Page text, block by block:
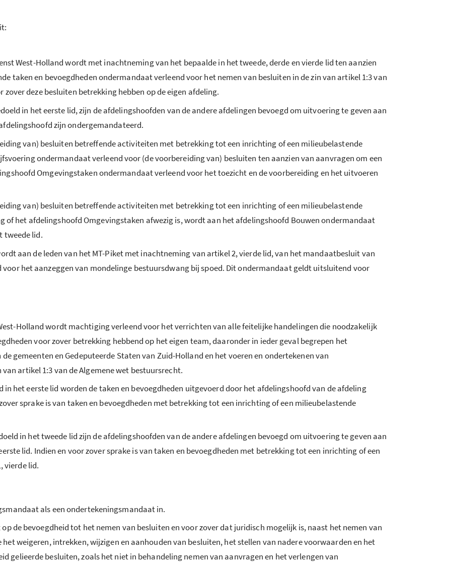
West-Holland wordt met inachtneming van het bepaalde in het tweede, derde en vierde lid ten aanzien
taken en bevoegdheden ondermandaat verleend voor het nemen van besluiten in de zin van artikel 1:3 van
deze besluiten betrekking hebben op de eigen afdeling.
in het eerste lid, zijn de afdelingshoofden van de andere afdelingen bevoegd om uitvoering te geven aan
zijn ondergemandateerd.
van) besluiten betreffende activiteiten met betrekking tot een inrichting of een milieubelastende
ondermandaat verleend voor (de voorbereiding van) besluiten ten aanzien van aanvragen om een
Omgevingstaken ondermandaat verleend voor het toezicht en de voorbereiding en het uitvoeren
van) besluiten betreffende activiteiten met betrekking tot een inrichting of een milieubelastende
het afdelingshoofd Omgevingstaken afwezig is, wordt aan het afdelingshoofd Bouwen ondermandaat
tweede lid.
aan de leden van het MT-Piket met inachtneming van artikel 2, vierde lid, van het mandaatbesluit van
het aanzeggen van mondelinge bestuursdwang bij spoed. Dit ondermandaat geldt uitsluitend voor
Holland wordt machtiging verleend voor het verrichten van alle feitelijke handelingen die noodzakelijk
voor zover betrekking hebbend op het eigen team, daaronder in ieder geval begrepen het
gemeenten en Gedeputeerde Staten van Zuid-Holland en het voeren en ondertekenen van
artikel 1:3 van de Algemene wet bestuursrecht.
in het eerste lid worden de taken en bevoegdheden uitgevoerd door het afdelingshoofd van de afdeling
sprake is van taken en bevoegdheden met betrekking tot een inrichting of een milieubelastende
in het tweede lid zijn de afdelingshoofden van de andere afdelingen bevoegd om uitvoering te geven aan
lid. Indien en voor zover sprake is van taken en bevoegdheden met betrekking tot een inrichting of een
vierde lid.
als een ondertekeningsmandaat in.
de bevoegdheid tot het nemen van besluiten en voor zover dat juridisch mogelijk is, naast het nemen van
weigeren, intrekken, wijzigen en aanhouden van besluiten, het stellen van nadere voorwaarden en het
gelieerde besluiten, zoals het niet in behandeling nemen van aanvragen en het verlengen van